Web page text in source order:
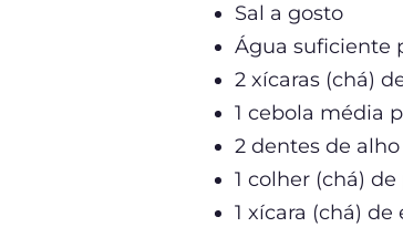
Sal a gosto
Água suficiente
2 xícaras (chá)
1 cebola média
2 dentes de alho
1 colher (chá)
1 xícara (chá) de